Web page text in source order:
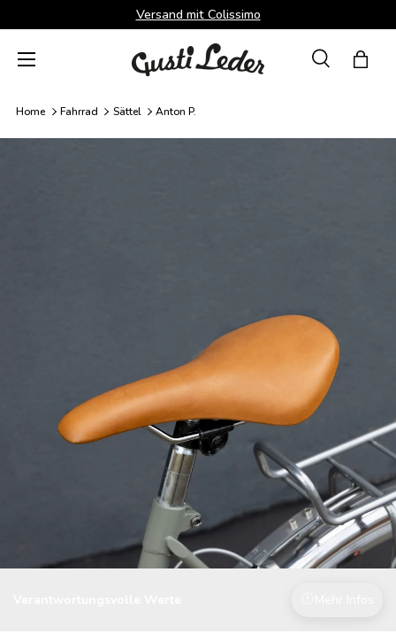
Direkt zum Inhalt
Versand mit Colissimo
Suche
Menü
Home Fahrrad Sättel Anton P.